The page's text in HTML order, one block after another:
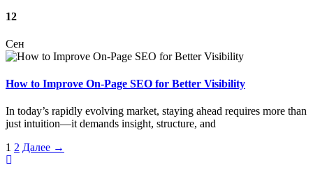
12
Сен
How to Improve On-Page SEO for Better Visibility
In today’s rapidly evolving market, staying ahead requires more than
just intuition—it demands insight, structure, and
1 2 Далее →